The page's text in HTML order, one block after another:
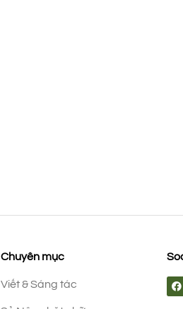
Chuyên mục
Viết & Sáng tác